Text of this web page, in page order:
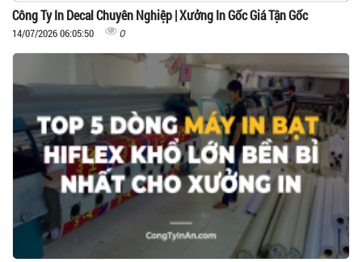
Công Ty In Decal Chuyên Nghiệp | Xưởng In Gốc Giá Tận Gốc
14/07/2026 06:05:50 0